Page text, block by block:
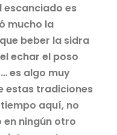
escanciado es
mucho la
beber la sidra
echar el poso
es algo muy
estas tradiciones
aquí, no
ningún otro